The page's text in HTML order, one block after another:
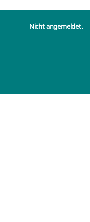
Nicht angemeldet.